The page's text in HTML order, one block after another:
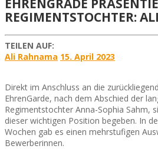
EHRENGRADE
REGIMENTSTOCHTER:
TEILEN AUF:
Ali Rahnama 15. April 2023
Direkt im Anschluss an die
EhrenGarde, nach dem Abschied der
Regimentstochter Anna-Sophia Sahm,
dieser wichtigen Position begeben. In
Wochen gab es einen mehrstufigen
Bewerberinnen.